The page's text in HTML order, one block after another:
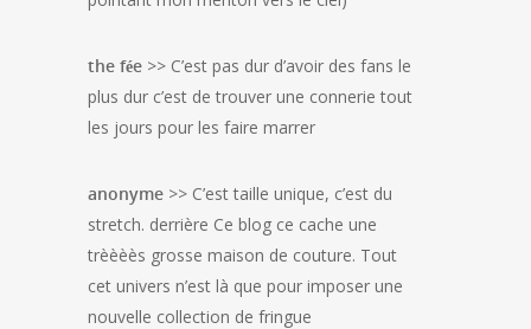
the fée >> C’est pas dur d’avoir des fans le
plus dur c’est de trouver une connerie tout
les jours pour les faire marrer
anonyme >> C’est taille unique, c’est du
stretch. derrière Ce blog ce cache une
trèèèès grosse maison de couture. Tout
cet univers n’est là que pour imposer une
nouvelle collection de fringue